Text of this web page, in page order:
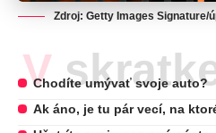
Zdroj: Getty Images Signature/
V
Chodíte umývať svoje auto?
Ak áno, je tu pár vecí, na